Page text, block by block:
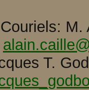
Couriels:
T.